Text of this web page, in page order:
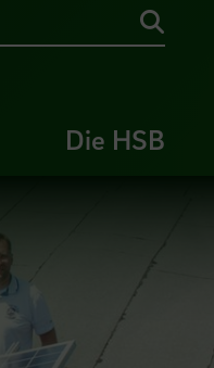
Suche
Die HSB